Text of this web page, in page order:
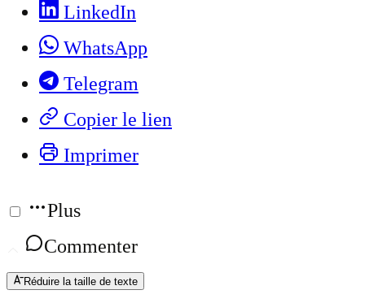
LinkedIn
WhatsApp
Telegram
Copier le lien
Imprimer
Plus
Commenter
Réduire la taille de texte